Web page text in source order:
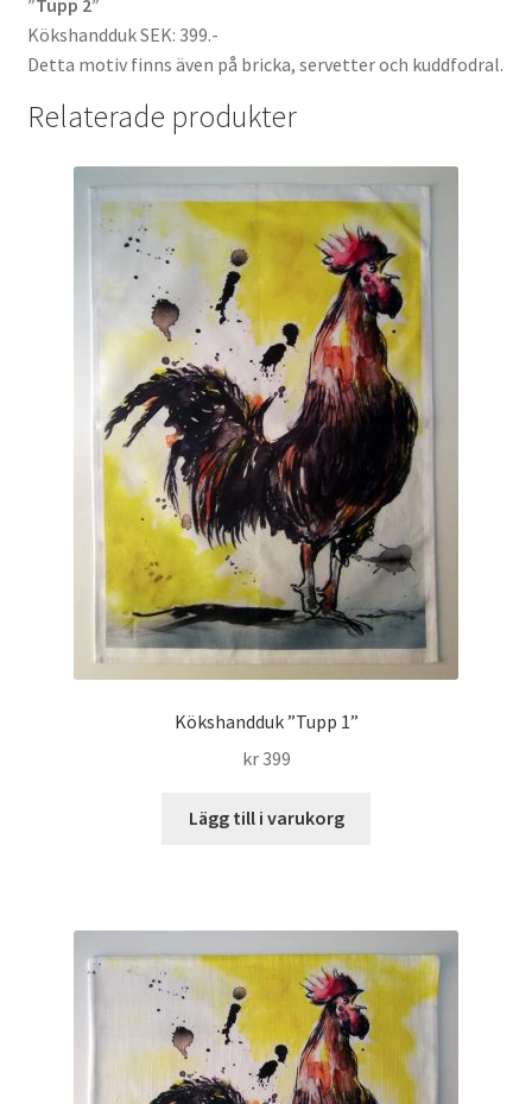
”Tupp 2”
Kökshandduk SEK: 399.-
Detta motiv finns även på bricka, servetter och kuddfodral.
Relaterade produkter
Kökshandduk ”Tupp 1”
kr399
Lägg till i varukorg